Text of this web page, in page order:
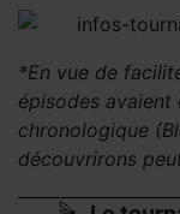
*En vue de
épisodes avaient
chronologique
découvrirons